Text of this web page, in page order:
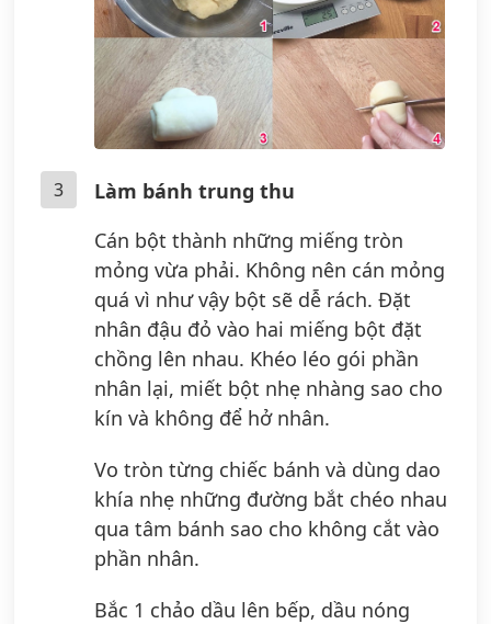
3
Làm bánh trung thu
Cán bột thành những miếng tròn
mỏng vừa phải. Không nên cán mỏng
quá vì như vậy bột sẽ dễ rách. Đặt
nhân đậu đỏ vào hai miếng bột đặt
chồng lên nhau. Khéo léo gói phần
nhân lại, miết bột nhẹ nhàng sao cho
kín và không để hở nhân.
Vo tròn từng chiếc bánh và dùng dao
khía nhẹ những đường bắt chéo nhau
qua tâm bánh sao cho không cắt vào
phần nhân.
Bắc 1 chảo dầu lên bếp, dầu nóng